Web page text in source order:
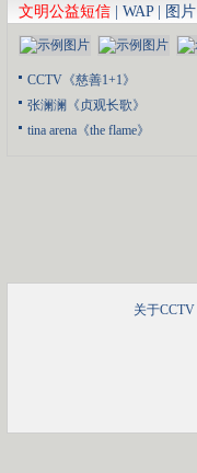
文明公益短信 | WAP| 图片
CCTV《慈善1+1》
张澜澜《贞观长歌》
tina arena《the flame》
关于CCTV